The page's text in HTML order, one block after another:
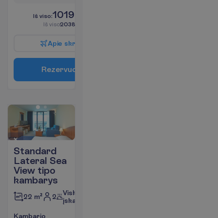
Iš viso:1019.00
Iš viso2038.00
Apie skr
Rezervuo
Standard
Lateral Sea
View tipo
kambarys
22 m² 2
Viskas
įskaičiuota
Kambario